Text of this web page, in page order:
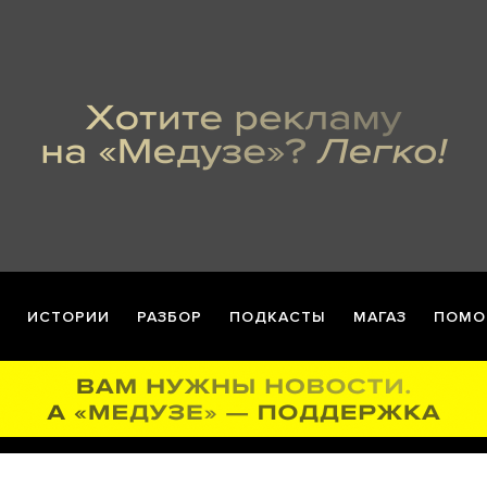
ИСТОРИИ РАЗБОР ПОДКАСТЫ МАГАЗ